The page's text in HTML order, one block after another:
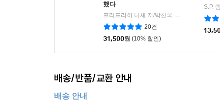
했다
프리드리히 니체 저/박찬국 역
20건
31,500원 (10% 할인)
S.P.
배송/반품/교환 안내
배송 안내